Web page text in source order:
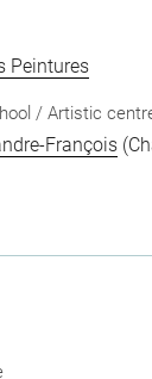
Peintures
/ Artistic
François